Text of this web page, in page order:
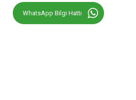
WhatsApp Bilgi Hattı